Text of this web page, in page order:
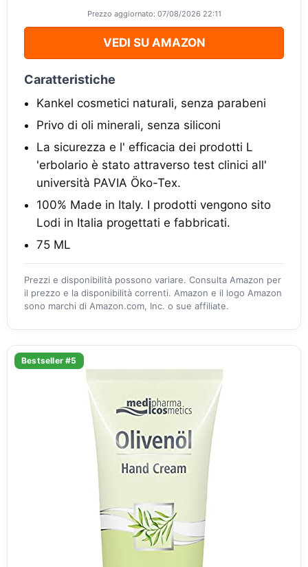
Prezzo aggiornato: 07/08/2026 22:11
VEDI SU AMAZON
Caratteristiche
Kankel cosmetici naturali, senza parabeni
Privo di oli minerali, senza siliconi
La sicurezza e l' efficacia dei prodotti L
'erbolario è stato attraverso test clinici all'
università PAVIA Öko-Tex.
100% Made in Italy. I prodotti vengono sito
Lodi in Italia progettati e fabbricati.
75 ML
Prezzi e disponibilità possono variare. Consulta Amazon per
il prezzo e la disponibilità correnti. Amazon e il logo Amazon
sono marchi di Amazon.com, Inc. o sue affiliate.
Bestseller #5